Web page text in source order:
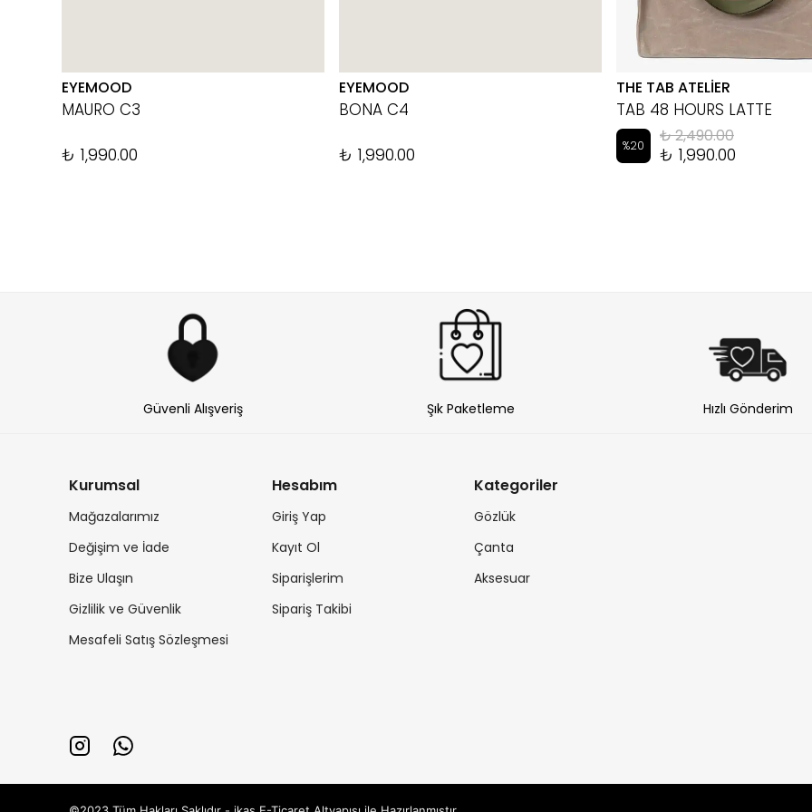
EYEMOOD
MAURO C3
₺ 1,990.00
EYEMOOD
BONA C4
₺ 1,990.00
THE TAB ATELİER
TAB 48 HOURS LATTE
%20 ₺ 2,490.00
₺ 1,990.00
Güvenli Alışveriş Şık Paketleme Hızlı Gönderim
Kurumsal
Mağazalarımız
Değişim ve İade
Bize Ulaşın
Gizlilik ve Güvenlik
Mesafeli Satış Sözleşmesi
Hesabım
Giriş Yap
Kayıt Ol
Siparişlerim
Sipariş Takibi
Kategoriler
Gözlük
Çanta
Aksesuar